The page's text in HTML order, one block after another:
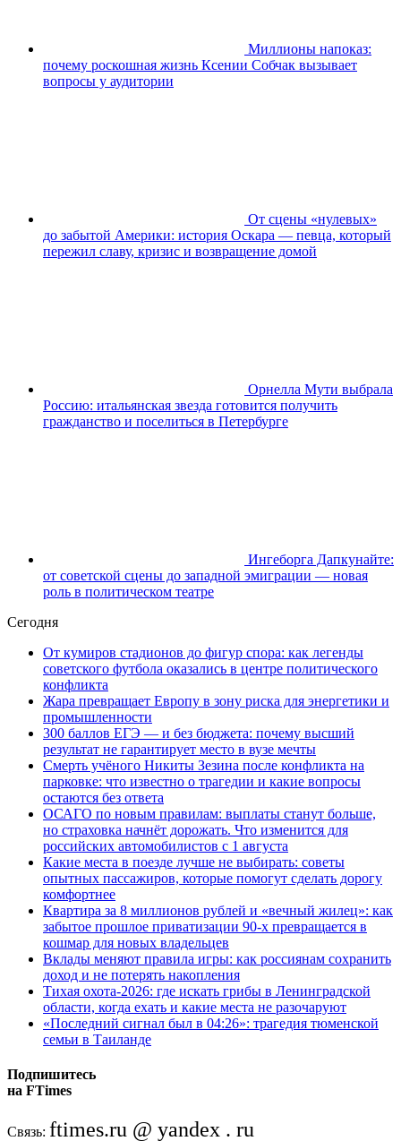
Миллионы напоказ:
почему роскошная жизнь Ксении Собчак вызывает
вопросы у аудитории
От сцены «нулевых»
до забытой Америки: история Оскара — певца, который
пережил славу, кризис и возвращение домой
Орнелла Мути выбрала
Россию: итальянская звезда готовится получить
гражданство и поселиться в Петербурге
Ингеборга Дапкунайте:
от советской сцены до западной эмиграции — новая
роль в политическом театре
Сегодня
От кумиров стадионов до фигур спора: как легенды
советского футбола оказались в центре политического
конфликта
Жара превращает Европу в зону риска для энергетики и
промышленности
300 баллов ЕГЭ — и без бюджета: почему высший
результат не гарантирует место в вузе мечты
Смерть учёного Никиты Зезина после конфликта на
парковке: что известно о трагедии и какие вопросы
остаются без ответа
ОСАГО по новым правилам: выплаты станут больше,
но страховка начнёт дорожать. Что изменится для
российских автомобилистов с 1 августа
Какие места в поезде лучше не выбирать: советы
опытных пассажиров, которые помогут сделать дорогу
комфортнее
Квартира за 8 миллионов рублей и «вечный жилец»: как
забытое прошлое приватизации 90-х превращается в
кошмар для новых владельцев
Вклады меняют правила игры: как россиянам сохранить
доход и не потерять накопления
Тихая охота-2026: где искать грибы в Ленинградской
области, когда ехать и какие места не разочаруют
«Последний сигнал был в 04:26»: трагедия тюменской
семьи в Таиланде
Подпишитесь
на FTimes
Связь: ftimes.ru @ yandex . ru